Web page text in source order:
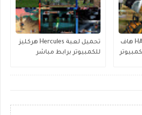
تحميل لعبة HALF LIFE 2 هاف
تحميل لعبة Hercules هركليز
للكمبيوتر برابط مباشر